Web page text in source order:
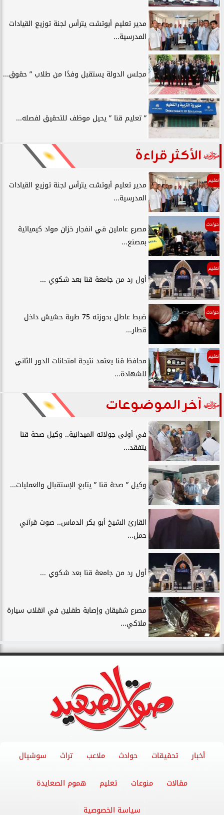
مدير تعليم أبوتشت يترأس لجنة توزيع القيادات
المدرسية...
مجلس الدولة يستقبل وفدًا من طلاب ” حقوق...
” تعليم قنا ” يحيل موظف للتحقيق لفصله...
الأكثر قراءة
تعليم
مدير تعليم أبوتشت يترأس لجنة توزيع القيادات
المدرسية...
حوادث
مصرع عاملين في انفجار خزان مواد كيميائية
بمصنع...
تعليم
أول رد من جامعة قنا بعد شكوي ...
حوادث
ضبط عاطل بحوزته 75 طربة حشيش داخل
قطار...
تعليم
محافظ قنا يعتمد نتيجة امتحانات الدور الثاني
للشهادة...
آخر الموضوعات
في أولى جولاته الميدانية.. وكيل صحة قنا
يتفقد...
وكيل ” صحة قنا ” يتابع الإستقبال والعمليات...
القارئ الشيخ أبو بكر الدماس.. صوت قرآني
حمل...
أول رد من جامعة قنا بعد شكوي ...
مصرع شقيقان وإصابة طفلين في انقلاب سيارة
ملاكي...
أخبار تحقيقات حوادث ملاعب تراث سوشيال
مقالات منوعات تعليم هموم الصعايدة
سياسة الخصوصية